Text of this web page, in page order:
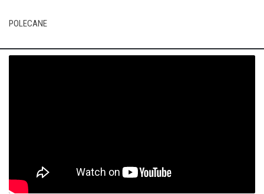
POLECANE